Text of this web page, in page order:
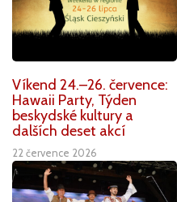
Víkend 24.–26. července:
Hawaii Party, Týden
beskydské kultury a
dalších deset akcí
22 července 2026